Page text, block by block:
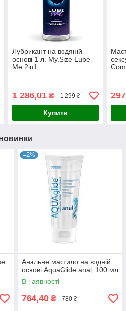
Лубрикант на водяній
основі 1 л. My.Size Lube
Me 2in1
1 286,01₴ 1 299 ₴
Купити
297
–2%
Анальне мастило на водній
основі AquaGlide anal, 100 мл
В наявності
764,40 ₴ 780 ₴